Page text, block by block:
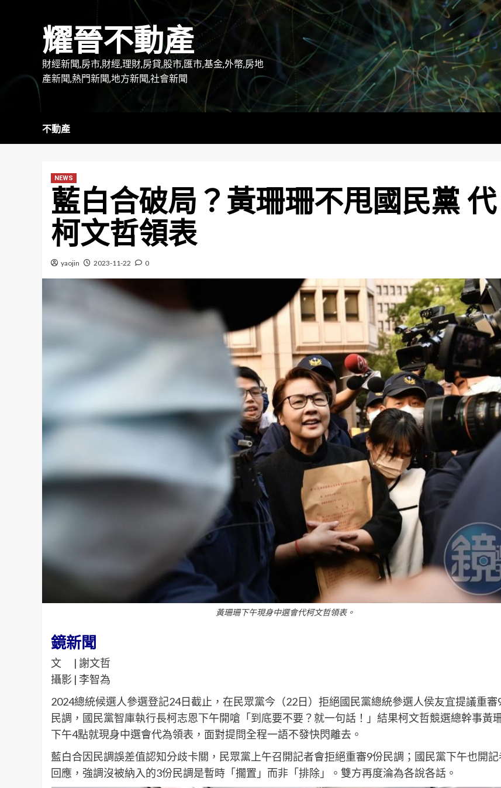
耀晉不動產
財經新聞,房市,財經,理財,房貸,股市,匯市,基金,外幣,房地
產新聞,熱門新聞,地方新聞,社會新聞
不動產
NEWS
藍白合破局？黃珊珊不甩國民黨 代
柯文哲領表
yaojin 2023-11-22 0
黃珊珊下午現身中選會代柯文哲領表。
鏡新聞
文 | 謝文哲
攝影 | 李智為
2024總統候選人參選登記24日截止，在民眾黨今（22日）拒絕國民黨總統參選人侯友宜提議重審
民調，國民黨智庫執行長柯志恩下午開嗆「到底要不要？就一句話！」結果柯文哲競選總幹事黃
下午4點就現身中選會代為領表，面對提問全程一語不發快閃離去。
藍白合因民調誤差值認知分歧卡關，民眾黨上午召開記者會拒絕重審9份民調；國民黨下午也開記
回應，強調沒被納入的3份民調是暫時「擱置」而非「排除」。雙方再度淪為各說各話。